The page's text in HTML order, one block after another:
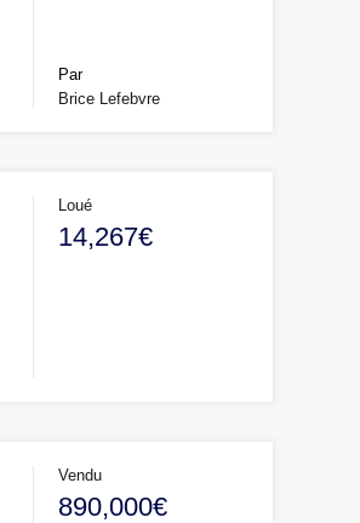
Par
Brice Lefebvre
Loué
14,267€
Vendu
890,000€